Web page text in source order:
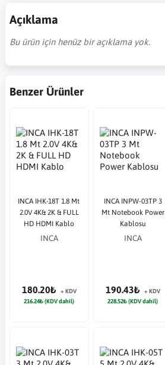
Açıklama
Bu ürün için henüz bir açıklama yok.
Benzer Ürünler
INCA IHK-18T 1.8 Mt
2.0V 4K& 2K & FULL
HD HDMI Kablo
INCA
180.20₺
+ KDV
216.24₺ (KDV dahil)
INCA INPW-03TP 3
Mt Notebook Power
Kablosu
INCA
190.43₺
+ KDV
228.52₺ (KDV dahil)